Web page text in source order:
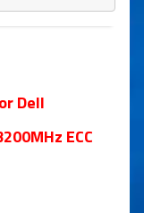
Dell
ECC